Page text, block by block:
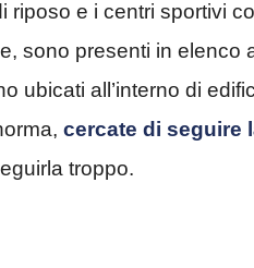
riposo e i centri sportivi
sono presenti in elenco
ubicati all’interno di
cercate di seguire
troppo.